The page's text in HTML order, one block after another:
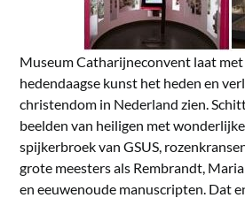
Museum Catharijneconvent laat
hedendaagse kunst het heden en
christendom in Nederland zien.
beelden van heiligen met
spijkerbroek van GSUS,
grote meesters als Rembrandt,
en eeuwenoude manuscripten. Dat